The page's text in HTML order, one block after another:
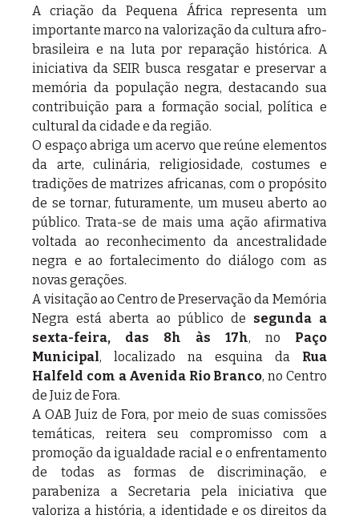
A criação da Pequena África representa um
importante marco na valorização da cultura afro-
brasileira e na luta por reparação histórica. A
iniciativa da SEIR busca resgatar e preservar a
memória da população negra, destacando sua
contribuição para a formação social, política e
cultural da cidade e da região.
O espaço abriga um acervo que reúne elementos
da arte, culinária, religiosidade, costumes e
tradições de matrizes africanas, com o propósito
de se tornar, futuramente, um museu aberto ao
público. Trata-se de mais uma ação afirmativa
voltada ao reconhecimento da ancestralidade
negra e ao fortalecimento do diálogo com as
novas gerações.
A visitação ao Centro de Preservação da Memória
Negra está aberta ao público de segunda a
sexta-feira, das 8h às 17h, no Paço
Municipal, localizado na esquina da Rua
Halfeld com a Avenida Rio Branco, no Centro
de Juiz de Fora.
A OAB Juiz de Fora, por meio de suas comissões
temáticas, reitera seu compromisso com a
promoção da igualdade racial e o enfrentamento
de todas as formas de discriminação, e
parabeniza a Secretaria pela iniciativa que
valoriza a história, a identidade e os direitos da